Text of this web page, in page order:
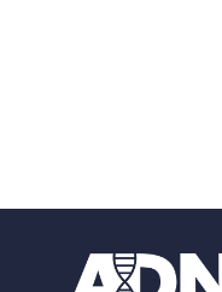
Footer